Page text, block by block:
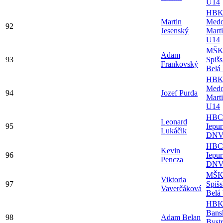
92
Martin
Jesenský
HBK
U14
93
Adam
Frankovský
MŠK
Belá
94 Jozef Purda
HBK
U14
95
Leonard
Lukáčik
HBC
96
Kevin
Pencza
HBC
97
Viktoria
Vaverčáková
MŠK
Belá
98 Adam Belan